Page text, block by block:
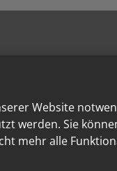
Website
werden. Sie
mehr alle